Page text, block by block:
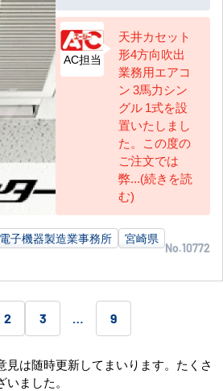
AC担当
天井カセット
形4方向吹出
業務用エアコ
ン 3馬力シン
グル 1式を設
置いたしまし
た。この度の
ご注文では
弊...(続きを読
む)
電子機器製造業事務所
宮崎県
No.10772
2 3 9
は随時更新してまいります。たくさ
ました。